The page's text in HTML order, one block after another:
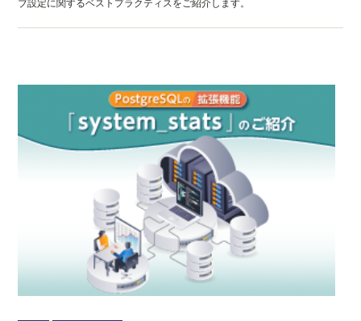
ブ設定に関するベストプラクティスをご紹介します。